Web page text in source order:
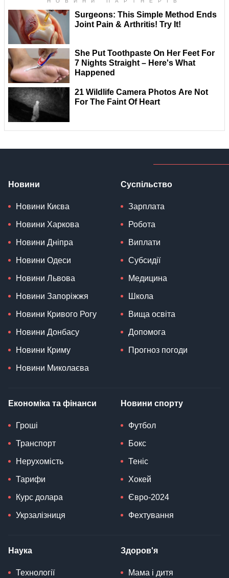
Новини
Новини Києва
Новини Харкова
Новини Дніпра
Новини Одеси
Новини Львова
Новини Запоріжжя
Новини Кривого Рогу
Новини Донбасу
Новини Криму
Новини Миколаєва
Суспільство
Зарплата
Робота
Виплати
Субсидії
Медицина
Школа
Вища освіта
Допомога
Прогноз погоди
Економіка та фінанси
Гроші
Транспорт
Нерухомість
Тарифи
Курс долара
Укрзалізниця
Новини спорту
Футбол
Бокс
Теніс
Хокей
Євро-2024
Фехтування
Наука
Технології
Здоров'я
Мама і дитя